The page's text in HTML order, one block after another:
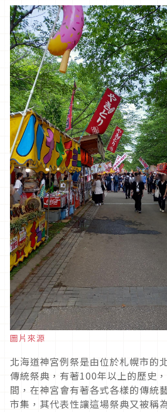
圖片來源
北海道神宮例祭是由位於札幌市的
傳統祭典，有著100年以上的歷史
間，在神宮會有著各式各樣的傳統
市集，其代表性讓這場祭典又被稱